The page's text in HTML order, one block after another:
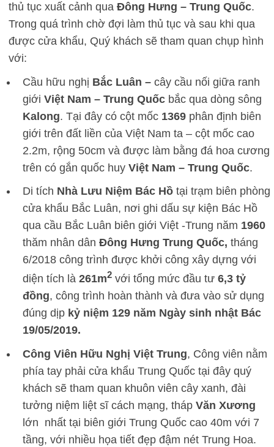
thủ tục xuất cảnh qua Đông Hưng – Trung Quốc.
Trong quá trình chờ đợi làm thủ tục và sau khi qua
được cửa khẩu, Quý khách sẽ tham quan chụp hình
với:
Cầu hữu nghị Bắc Luân – cây cầu nối giữa ranh
giới Việt Nam – Trung Quốcbắc qua dòng sông
Kalong. Tại đây có cột mốc1369phân định biên
giới trên đất liền của Việt Nam ta – cột mốc cao
2.2m, rộng 50cm và được làm bằng đá hoa cương
trên có gắn quốc huy Việt Nam – Trung Quốc.
Di tích Nhà Lưu Niệm Bác Hồ tại trạm biên phòng
cửa khẩu Bắc Luân, nơi ghi dấu sự kiện Bác Hồ
qua cầu Bắc Luân biên giới Việt -Trung năm 1960
thăm nhân dân Đông Hưng Trung Quốc, tháng
6/2018 công trình được khởi công xây dựng với
diện tích là 261m2với tổng mức đầu tư 6,3 tỷ
đồng, công trình hoàn thành và đưa vào sử dụng
đúng dịp kỷ niệm 129 năm Ngày sinh nhật Bác
19/05/2019.
Công Viên Hữu Nghị Việt Trung, Công viên nằm
phía tay phải cửa khẩu Trung Quốc tại đây quý
khách sẽ tham quan khuôn viên cây xanh, đài
tưởng niệm liệt sĩ cách mạng, tháp Văn Xương
lớn nhất tại biên giới Trung Quốc cao 40m với 7
tầng, với nhiều họa tiết đẹp đậm nét Trung Hoa.